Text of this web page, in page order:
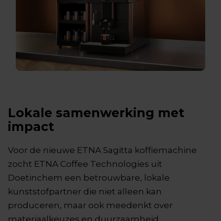
Lokale samenwerking met
impact
Voor de nieuwe ETNA Sagitta koffiemachine
zocht ETNA Coffee Technologies uit
Doetinchem een betrouwbare, lokale
kunststofpartner die niet alleen kan
produceren, maar ook meedenkt over